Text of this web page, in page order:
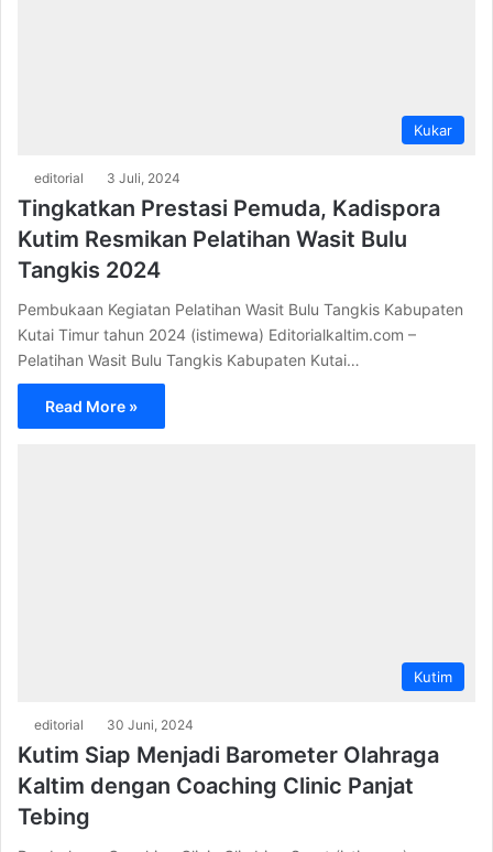
Kukar
editorial 3 Juli, 2024
Tingkatkan Prestasi Pemuda, Kadispora
Kutim Resmikan Pelatihan Wasit Bulu
Tangkis 2024
Pembukaan Kegiatan Pelatihan Wasit Bulu Tangkis Kabupaten
Kutai Timur tahun 2024 (istimewa) Editorialkaltim.com –
Pelatihan Wasit Bulu Tangkis Kabupaten Kutai…
Read More »
Kutim
editorial 30 Juni, 2024
Kutim Siap Menjadi Barometer Olahraga
Kaltim dengan Coaching Clinic Panjat
Tebing